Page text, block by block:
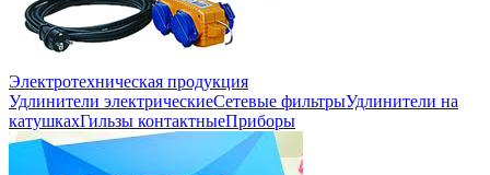
Электротехническая продукция
Удлинители электрическиеСетевые фильтрыУдлинители на
катушкахГильзы контактныеПриборы